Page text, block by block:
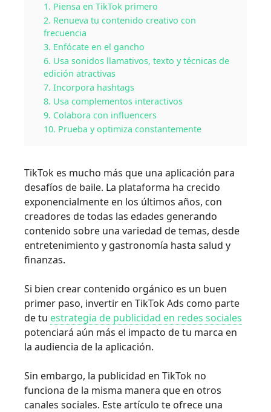
1. Piensa en TikTok primero
2. Renueva tu contenido creativo con
frecuencia
3. Enfócate en el gancho
6. Usa sonidos llamativos, texto y técnicas de
edición atractivas
7. Incorpora hashtags
8. Usa complementos interactivos
9. Colabora con influencers
10. Prueba y optimiza constantemente
TikTok es mucho más que una aplicación para
desafíos de baile. La plataforma ha crecido
exponencialmente en los últimos años, con
creadores de todas las edades generando
contenido sobre una variedad de temas, desde
entretenimiento y gastronomía hasta salud y
finanzas.
Si bien crear contenido orgánico es un buen
primer paso, invertir en TikTok Ads como parte
de tu estrategia de publicidad en redes sociales
potenciará aún más el impacto de tu marca en
la audiencia de la aplicación.
Sin embargo, la publicidad en TikTok no
funciona de la misma manera que en otros
canales sociales. Este artículo te ofrece una